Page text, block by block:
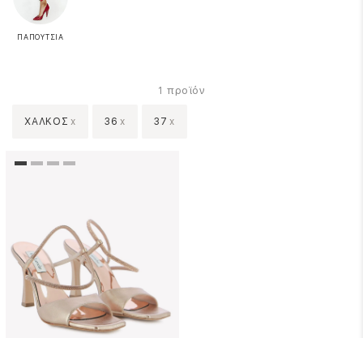
ΠΑΠΟΥΤΣΙΑ
1 προϊόν
ΧΑΛΚΟΣ x 36 x 37 x